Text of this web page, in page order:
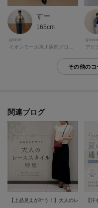
したが、この夏かなり重宝しそ
（003カラー・Lサイズ 173cm
・以前より、このひんやり素材
素材で別デザインをそれぞれ購
・さらっと涼しげな素材で、こ
袖丈は二の腕を程よくカバーし
すい着丈です。
とても気に入ったので、色違い
（303カラー・Lサイズ 160cm
すー
165cm
grove
grove
アピ
その他の
関連ブログ
【上品見えが叶う！】大人のレースス
【